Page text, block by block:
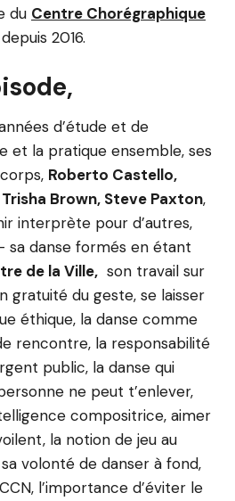
du Centre Chorégraphique
depuis 2016.
d’étude et de
et la pratique ensemble, ses
Roberto Castello,
Brown, Steve Paxton,
interprète pour d’autres,
sa danse formés en étant
de la Ville, son travail sur
gratuité du geste, se laisser
éthique, la danse comme
rencontre, la responsabilité
public, la danse qui
ne peut t’enlever,
compositrice, aimer
la notion de jeu au
volonté de danser à fond,
l’importance d’éviter le